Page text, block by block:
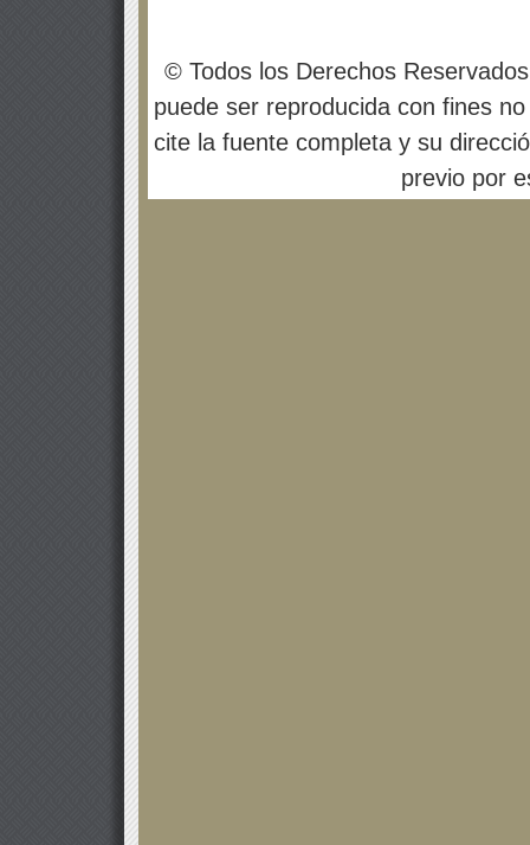
© Todos los Derechos
puede ser reproducida con fines
cite la fuente completa y su
previo por